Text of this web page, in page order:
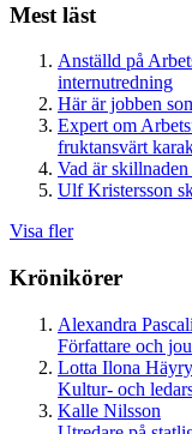
Mest läst
Anställd på
internutredning
Här är jobben
Expert om
fruktansvärt
Vad är
Ulf Kristersson
Visa fler
Krönikörer
Alexandra
Författare och
Lotta Ilona
Kultur- och
Kalle Nilsson